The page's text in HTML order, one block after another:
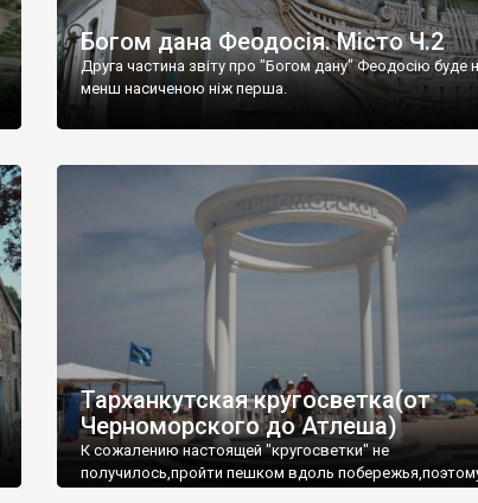
Богом дана Феодосія. Місто Ч.2
Друга частина звіту про "Богом дану" Феодосію буде
менш насиченою ніж перша.
Тарханкутская кругосветка(от
Черноморского до Атлеша)
К сожалению настоящей "кругосветки" не
получилось,пройти пешком вдоль